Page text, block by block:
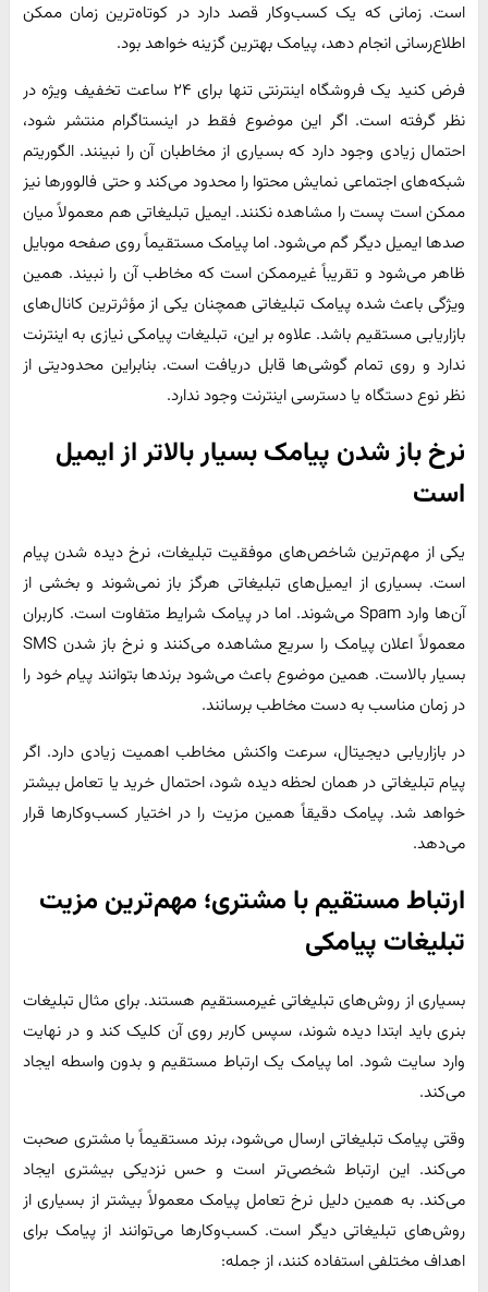
است. زمانی که یک کسب‌وکار قصد دارد در کوتاه‌ترین زمان ممکن
اطلاع‌رسانی انجام دهد، پیامک بهترین گزینه خواهد بود.
فرض کنید یک فروشگاه اینترنتی تنها برای ۲۴ ساعت تخفیف ویژه در
نظر گرفته است. اگر این موضوع فقط در اینستاگرام منتشر شود،
احتمال زیادی وجود دارد که بسیاری از مخاطبان آن را نبینند. الگوریتم
شبکه‌های اجتماعی نمایش محتوا را محدود می‌کند و حتی فالوورها نیز
ممکن است پست را مشاهده نکنند. ایمیل تبلیغاتی هم معمولاً میان
صدها ایمیل دیگر گم می‌شود. اما پیامک مستقیماً روی صفحه موبایل
ظاهر می‌شود و تقریباً غیرممکن است که مخاطب آن را نبیند. همین
ویژگی باعث شده پیامک تبلیغاتی همچنان یکی از مؤثرترین کانال‌های
بازاریابی مستقیم باشد. علاوه بر این، تبلیغات پیامکی نیازی به اینترنت
ندارد و روی تمام گوشی‌ها قابل دریافت است. بنابراین محدودیتی از
نظر نوع دستگاه یا دسترسی اینترنت وجود ندارد.
نرخ باز شدن پیامک بسیار بالاتر از ایمیل
است
یکی از مهم‌ترین شاخص‌های موفقیت تبلیغات، نرخ دیده شدن پیام
است. بسیاری از ایمیل‌های تبلیغاتی هرگز باز نمی‌شوند و بخشی از
آن‌ها وارد Spam می‌شوند. اما در پیامک شرایط متفاوت است. کاربران
معمولاً اعلان پیامک را سریع مشاهده می‌کنند و نرخ باز شدن SMS
بسیار بالاست. همین موضوع باعث می‌شود برندها بتوانند پیام خود را
در زمان مناسب به دست مخاطب برسانند.
در بازاریابی دیجیتال، سرعت واکنش مخاطب اهمیت زیادی دارد. اگر
پیام تبلیغاتی در همان لحظه دیده شود، احتمال خرید یا تعامل بیشتر
خواهد شد. پیامک دقیقاً همین مزیت را در اختیار کسب‌وکارها قرار
می‌دهد.
ارتباط مستقیم با مشتری؛ مهم‌ترین مزیت
تبلیغات پیامکی
بسیاری از روش‌های تبلیغاتی غیرمستقیم هستند. برای مثال تبلیغات
بنری باید ابتدا دیده شوند، سپس کاربر روی آن کلیک کند و در نهایت
وارد سایت شود. اما پیامک یک ارتباط مستقیم و بدون واسطه ایجاد
می‌کند.
وقتی پیامک تبلیغاتی ارسال می‌شود، برند مستقیماً با مشتری صحبت
می‌کند. این ارتباط شخصی‌تر است و حس نزدیکی بیشتری ایجاد
می‌کند. به همین دلیل نرخ تعامل پیامک معمولاً بیشتر از بسیاری از
روش‌های تبلیغاتی دیگر است. کسب‌وکارها می‌توانند از پیامک برای
اهداف مختلفی استفاده کنند، از جمله: